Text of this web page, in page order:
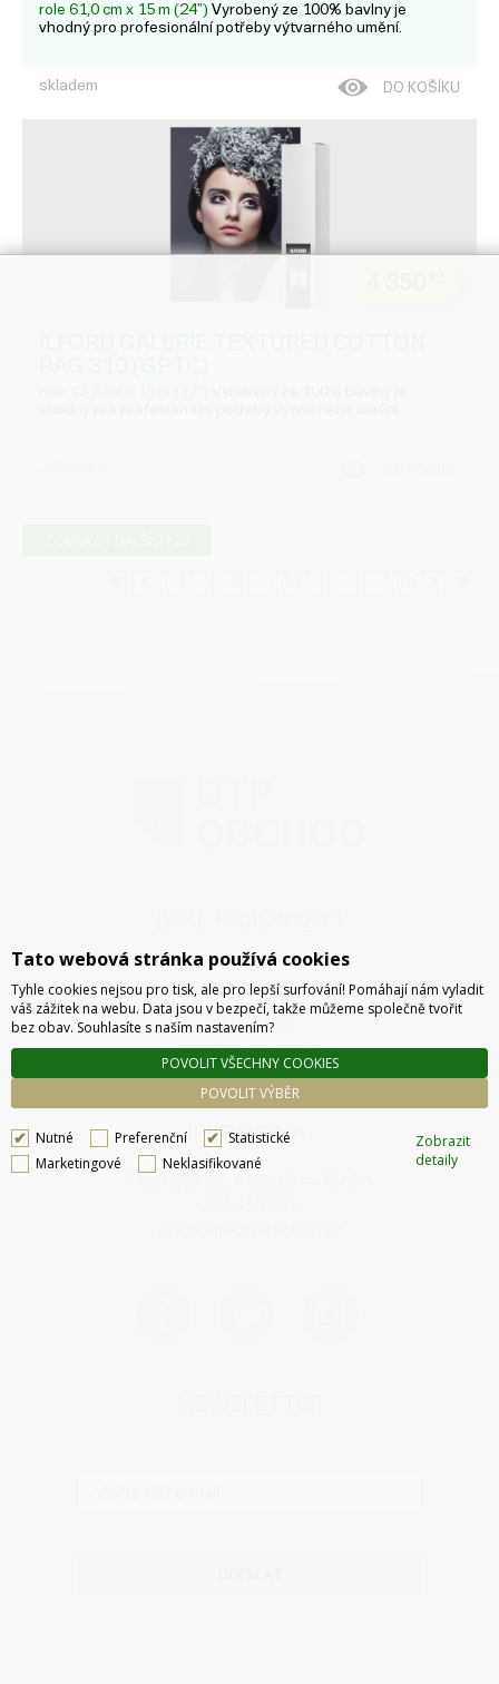
role 61,0 cm x 15 m (24") Vyrobený ze 100% bavlny je
vhodný pro profesionální potřeby výtvarného umění.
skladem DO KOŠÍKU
ČLÁNKY
KONTAKT
O NÁKUPU
SPRÁVA COOKIES
PRODEJNA
Thámova 32, Praha 8
Tato webová stránka používá cookies
Tyhle cookies nejsou pro tisk, ale pro lepší surfování! Pomáhají nám vyladit
váš zážitek na webu. Data jsou v bezpečí, takže můžeme společně tvořit
bez obav. Souhlasíte s naším nastavením?
POVOLIT VÝBĚR
POVOLIT VŠECHNY COOKIES
Nutné Preferenční
Statistické
Marketingové
Neklasifikované
Zobrazit
detaily